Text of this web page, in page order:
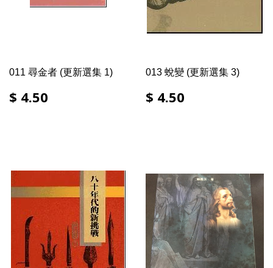
011 尋金者 (更新選集 1)
$ 4.50
013 蛻變 (更新選集 3)
$ 4.50